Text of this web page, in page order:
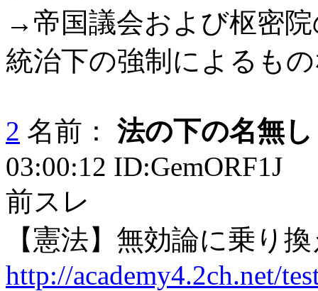
→帝国議会および枢密
統治下の強制によるも
2 名前：
法の下の名無し
03:00:12 ID:GemORF1J
前スレ
【憲法】無効論に乗り
http://academy4.2ch.net/